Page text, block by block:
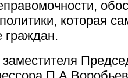
которая
граждан.
заместителя